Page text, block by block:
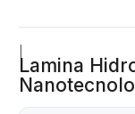
Lamina